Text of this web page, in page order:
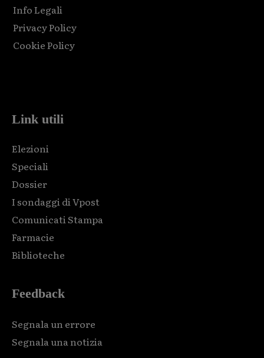
Info Legali
Privacy Policy
Cookie Policy
Link utili
Elezioni
Speciali
Dossier
I sondaggi di Vpost
Comunicati Stampa
Farmacie
Biblioteche
Feedback
Segnala un errore
Segnala una notizia